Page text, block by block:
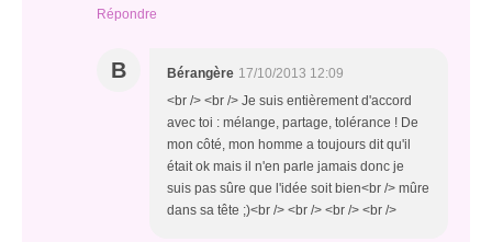
Répondre
B Bérangère 17/10/2013 12:09
<br /> <br /> Je suis entièrement d'accord
avec toi : mélange, partage, tolérance ! De
mon côté, mon homme a toujours dit qu'il
était ok mais il n'en parle jamais donc je
suis pas sûre que l'idée soit bien<br /> mûre
dans sa tête ;)<br /> <br /> <br /> <br />